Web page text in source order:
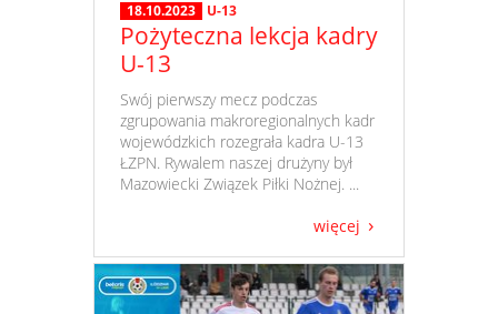
18.10.2023 U-13
Pożyteczna lekcja kadry
U-13
​ Swój pierwszy mecz podczas
zgrupowania makroregionalnych kadr
wojewódzkich rozegrała kadra U-13
ŁZPN. Rywalem naszej drużyny był
Mazowiecki Związek Piłki Nożnej. ...
więcej